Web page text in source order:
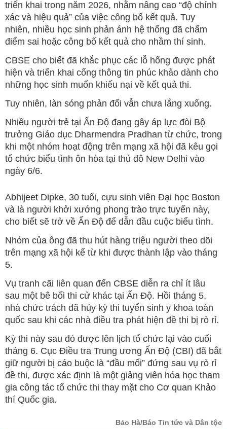
triển khai trong năm 2026, nhằm nâng cao “độ chính
xác và hiệu quả” của việc công bố kết quả. Tuy
nhiên, nhiều học sinh phản ánh hệ thống đã chấm
điểm sai hoặc công bố kết quả cho nhầm thí sinh.
CBSE cho biết đã khắc phục các lỗ hổng được phát
hiện và triển khai cổng thông tin phúc khảo dành cho
những học sinh muốn khiếu nại về kết quả thi.
Tuy nhiên, làn sóng phản đối vẫn chưa lắng xuống.
Nhiều người trẻ tại Ấn Độ đang gây áp lực đòi Bộ
trưởng Giáo dục Dharmendra Pradhan từ chức, trong
khi một nhóm hoạt động trên mạng xã hội đã kêu gọi
tổ chức biểu tình ôn hòa tại thủ đô New Delhi vào
ngày 6/6.
Abhijeet Dipke, 30 tuổi, cựu sinh viên Đại học Boston
và là người khởi xướng phong trào trực tuyến này,
cho biết sẽ trở về Ấn Độ để dẫn đầu cuộc biểu tình.
Nhóm của ông đã thu hút hàng triệu người theo dõi
trên mạng xã hội kể từ khi được thành lập vào tháng
5.
Vụ tranh cãi liên quan đến CBSE diễn ra chỉ ít lâu
sau một bê bối thi cử khác tại Ấn Độ. Hồi tháng 5,
nhà chức trách đã hủy kỳ thi tuyển sinh y khoa toàn
quốc sau khi các nhà điều tra phát hiện đề thi bị rò rỉ.
Kỳ thi này sau đó được lên lịch tổ chức lại vào cuối
tháng 6. Cục Điều tra Trung ương Ấn Độ (CBI) đã bắt
giữ người bị cáo buộc là “đầu mối” đứng sau vụ rò rỉ
đề thi, được xác định là một giảng viên hóa học tham
gia công tác tổ chức thi thay mặt cho Cơ quan Khảo
thí Quốc gia.
Bảo Hà/Báo Tin tức và Dân tộc